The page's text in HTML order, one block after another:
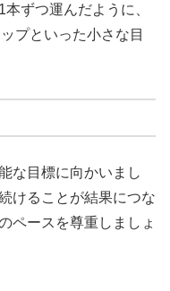
ずつ運んだように、
プといった小さな目
な目標に向かいまし
けることが結果につな
ペースを尊重しましょ